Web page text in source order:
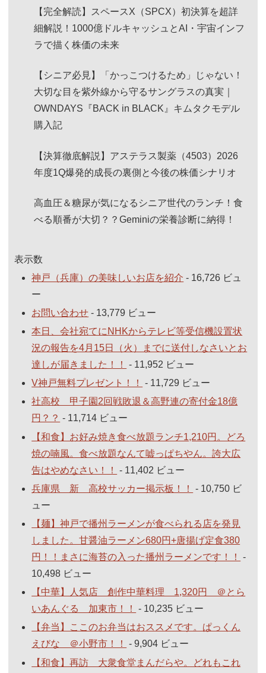
【完全解読】スペースX（SPCX）初決算を超詳
細解説！1000億ドルキャッシュとAI・宇宙インフ
ラで描く株価の未来
【シニア必見】「かっこつけるため」じゃない！
大切な目を紫外線から守るサングラスの真実｜
OWNDAYS『BACK in BLACK』キムタクモデル
購入記
【決算徹底解説】アステラス製薬（4503）2026
年度1Q爆発的成長の裏側と今後の株価シナリオ
高血圧＆糖尿が気になるシニア世代のランチ！食
べる順番が大切？？Geminiの栄養診断に納得！
表示数
神戸（兵庫）の美味しいお店を紹介 - 16,726 ビュ
ー
お問い合わせ - 13,779 ビュー
本日、会社宛てにNHKからテレビ等受信機設置状
況の報告を4月15日（火）までに送付しなさいとお
達しが届きました！！
- 11,952 ビュー
V神戸無料プレゼント！！
- 11,729 ビュー
社高校 甲子園2回戦敗退＆高野連の寄付金18億
円？？ - 11,714 ビュー
【和食】お好み焼き食べ放題ランチ1,210円。どろ
焼の喃風。食べ放題なんて嘘っぱちやん。誇大広
告はやめなさい！！
- 11,402 ビュー
兵庫県 新 高校サッカー掲示板！！
- 10,750 ビ
ュー
【麺】神戸で播州ラーメンが食べられる店を発見
しました。甘醤油ラーメン680円+唐揚げ定食380
円！！まさに海苔の入った播州ラーメンです！！
-
10,498 ビュー
【中華】人気店 創作中華料理 1,320円 ＠とら
いあんぐる 加東市！！
- 10,235 ビュー
【弁当】ここのお弁当はおススメです。ぱっくん
えびな ＠小野市！！
- 9,904 ビュー
【和食】再訪 大衆食堂まんだらや。どれもこれ